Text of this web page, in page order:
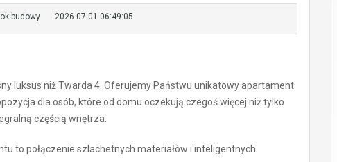
budowy 2026-07-01 06:49:05
luksus niż Twarda 4. Oferujemy Państwu unikatowy apartament
dla osób, które od domu oczekują czegoś więcej niż tylko
częścią wnętrza.
to połączenie szlachetnych materiałów i inteligentnych